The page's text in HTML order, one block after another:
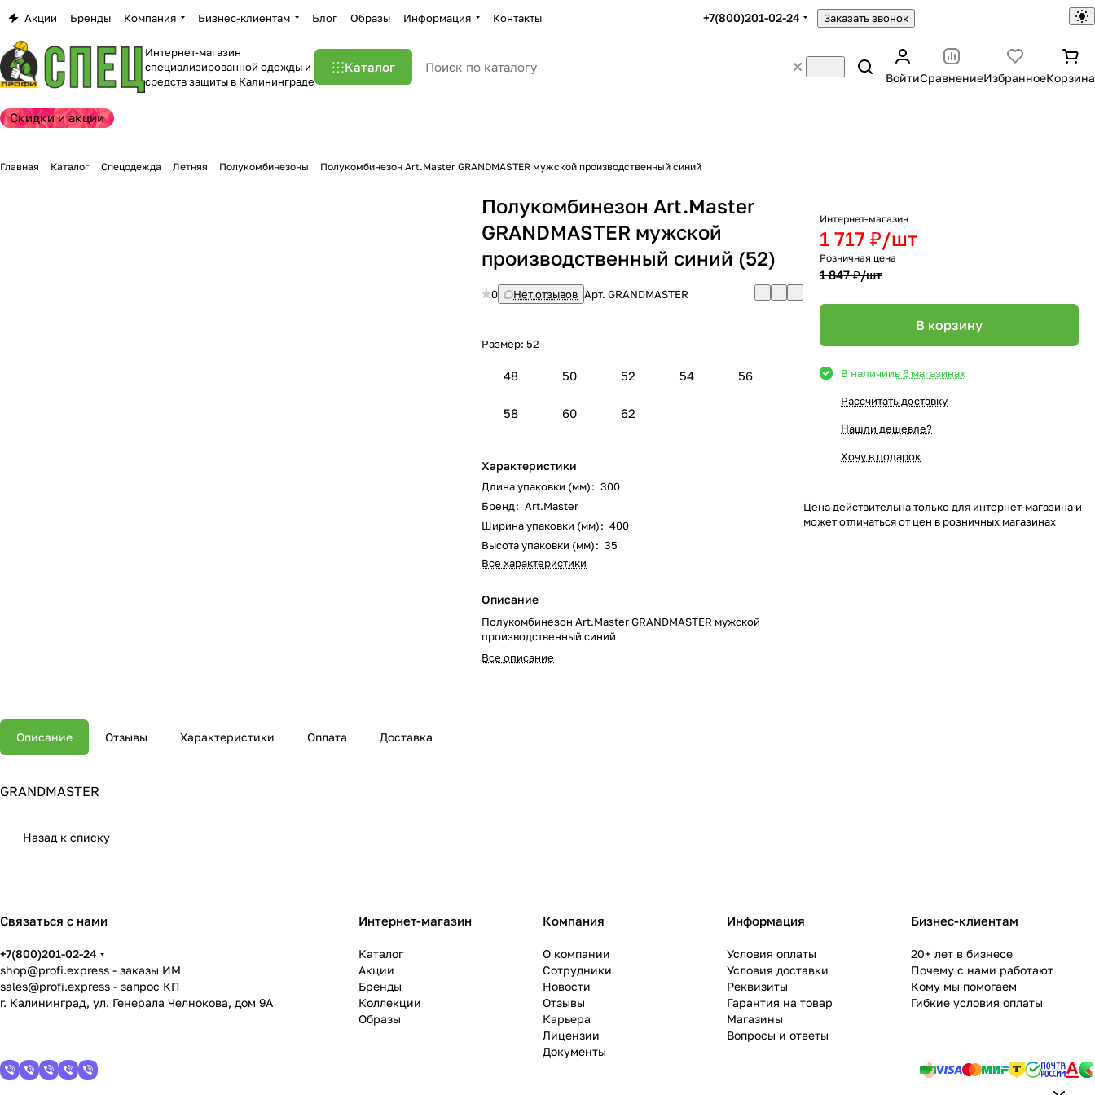
Акции Бренды Компания Бизнес-клиентам Блог Образы Информация Контакты +7(800)201-02-24 Заказать звонок
Интернет-магазин
специализированной одежды и
средств защиты в Калининграде
Каталог
ВойтиСравнениеИзбранноеКорзина
Скидки и акции
Главная Каталог Спецодежда Летняя Полукомбинезоны Полукомбинезон Art.Master GRANDMASTER мужской производственный синий
Полукомбинезон Art.Master
GRANDMASTER мужской
производственный синий (52)
0 Нет отзывов Арт.GRANDMASTER
Размер: 52
48 50 52 54 56
58 60 62
Характеристики
Длина упаковки (мм): 300
Бренд: Art.Master
Ширина упаковки (мм): 400
Высота упаковки (мм): 35
Все характеристики
Описание
Полукомбинезон Art.Master GRANDMASTER мужской
производственный синий
Все описание
Интернет-магазин
1 717 ₽/шт
Розничная цена
1 847 ₽/шт
В корзину
В наличиив 6 магазинах
Рассчитать доставку
Нашли дешевле?
Хочу в подарок
Цена действительна только для интернет-магазина и
может отличаться от цен в розничных магазинах
Описание Отзывы Характеристики Оплата Доставка
GRANDMASTER
Назад к списку
Связаться с нами
+7(800)201-02-24
shop@profi.express - заказы ИМ
sales@profi.express - запрос КП
г. Калининград, ул. Генерала Челнокова, дом 9A
Интернет-магазин
Каталог
Акции
Бренды
Коллекции
Образы
Компания
О компании
Сотрудники
Новости
Отзывы
Карьера
Лицензии
Документы
Информация
Условия оплаты
Условия доставки
Реквизиты
Гарантия на товар
Магазины
Вопросы и ответы
Бизнес-клиентам
20+ лет в бизнесе
Почему с нами работают
Кому мы помогаем
Гибкие условия оплаты